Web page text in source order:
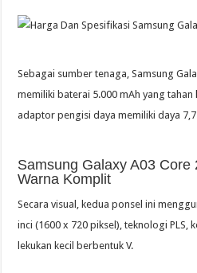
Sebagai sumber tenaga, Samsung
memiliki baterai 5.000 mAh yang tahan
adaptor pengisi daya memiliki daya
Samsung Galaxy A03 Core
Warna Komplit
Secara visual, kedua ponsel ini
inci (1600 x 720 piksel), teknologi PLS,
lekukan kecil berbentuk V.